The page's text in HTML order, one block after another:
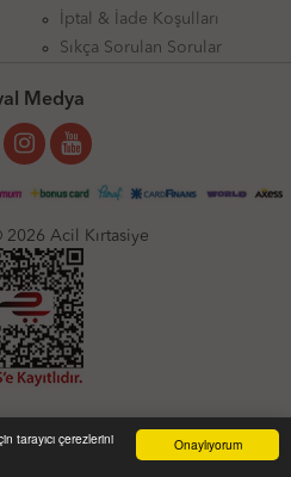
Onaylıyorum
tarayıcı çerezlerini
Sipariş Takibi İletişim
İptal & İade Koşulları
Sıkça Sorulan Sorular
Medya
Acil Kırtasiye